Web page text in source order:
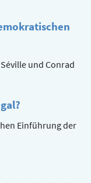
und Conrad
Einführung der